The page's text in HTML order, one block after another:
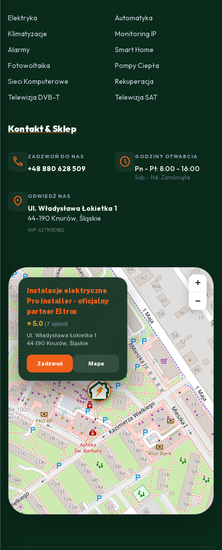
Elektryka
Automatyka
Klimatyzacje
Monitoring IP
Alarmy
Smart Home
Fotowoltaika
Pompy Ciepła
Sieci Komputerowe
Rekuperacja
Telewizja DVB-T
Telewizja SAT
Kontakt & Sklep
phone ZADZWOŃ DO NAS
+48 880 628 509 schedule GODZINY OTWARCIA
Pn - Pt: 8:00 - 16:00
Sob - Nd: Zamknięte
location_on ODWIEDŹ NAS
Ul. Władysława Łokietka 1
44-190 Knurów, Śląskie
NIP: 6271930582
Instalacje elektryczne
Pro Installer - oficjalny
partner Eltrox
⭐ 5.0 (7 opinii)
Ul. Władysława Łokietka 1
44-190 Knurów, Śląskie
Zadzwoń Mapa
+
−
INTERACTIVE VIEW